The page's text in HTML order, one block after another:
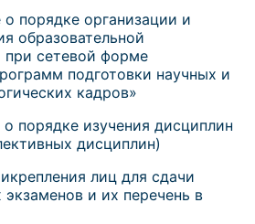
порядке организации и
образовательной
при сетевой форме
подготовки научных и
кадров»
порядке изучения дисциплин
дисциплин)
лиц для сдачи
экзаменов и их перечень в